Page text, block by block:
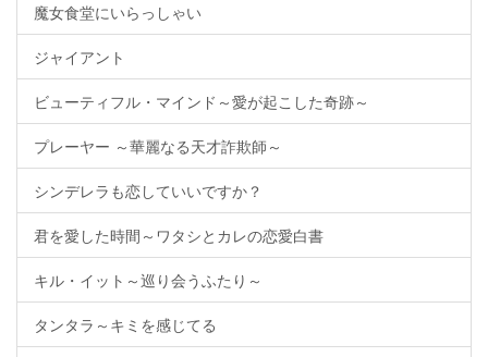
魔女食堂にいらっしゃい
ジャイアント
ビューティフル・マインド～愛が起こした奇跡～
プレーヤー ～華麗なる天才詐欺師～
シンデレラも恋していいですか？
君を愛した時間～ワタシとカレの恋愛白書
キル・イット～巡り会うふたり～
タンタラ～キミを感じてる